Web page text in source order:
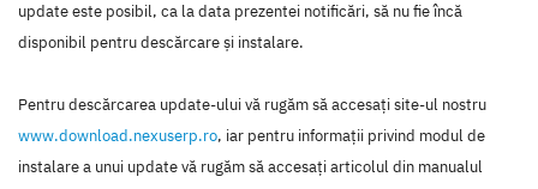
update este posibil, ca la data prezentei notificări, să nu fie încă
disponibil pentru descărcare şi instalare.
Pentru descărcarea update-ului vă rugăm să accesaţi site-ul nostru
www.download.nexuserp.ro, iar pentru informaţii privind modul de
instalare a unui update vă rugăm să accesaţi articolul din manualul